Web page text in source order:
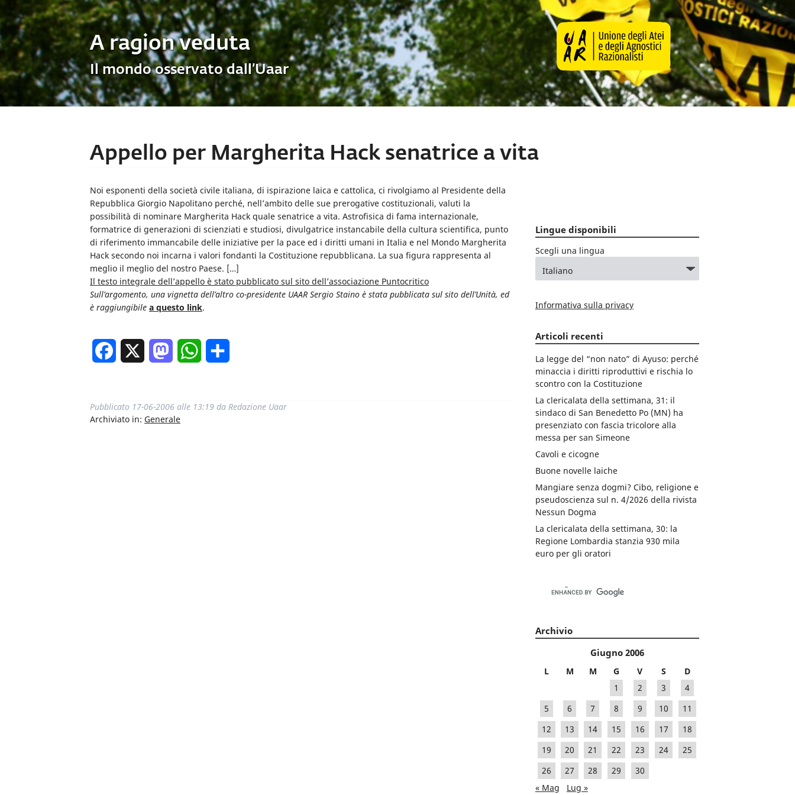
A ragion veduta
Il mondo osservato dall’Uaar
Appello per Margherita Hack senatrice a vita
Noi esponenti della società civile italiana, di ispirazione laica e cattolica, ci rivolgiamo al Presidente della
Repubblica Giorgio Napolitano perché, nell’ambito delle sue prerogative costituzionali, valuti la
possibilità di nominare Margherita Hack quale senatrice a vita. Astrofisica di fama internazionale,
formatrice di generazioni di scienziati e studiosi, divulgatrice instancabile della cultura scientifica, punto
di riferimento immancabile delle iniziative per la pace ed i diritti umani in Italia e nel Mondo Margherita
Hack secondo noi incarna i valori fondanti la Costituzione repubblicana. La sua figura rappresenta al
meglio il meglio del nostro Paese. […]
Il testo integrale dell’appello è stato pubblicato sul sito dell’associazione Puntocritico
Sull’argomento, una vignetta dell’altro co-presidente UAAR Sergio Staino è stata pubblicata sul sito dell’Unità, ed
è raggiungibile a questo link.
Facebook MastodonWhatsApp
Pubblicato 17-06-2006 alle 13:19 da Redazione Uaar
Archiviato in: Generale
Lingue disponibili
Scegli una lingua
Informativa sulla privacy
Articoli recenti
La legge del “non nato” di Ayuso: perché
minaccia i diritti riproduttivi e rischia lo
scontro con la Costituzione
La clericalata della settimana, 31: il
sindaco di San Benedetto Po (MN) ha
presenziato con fascia tricolore alla
messa per san Simeone
Cavoli e cicogne
Buone novelle laiche
Mangiare senza dogmi? Cibo, religione e
pseudoscienza sul n. 4/2026 della rivista
Nessun Dogma
La clericalata della settimana, 30: la
Regione Lombardia stanzia 930 mila
euro per gli oratori
Archivio
Giugno 2006
L M M G V S
D
1
2 3
4
5
6 7 8 9 10
11
12
13 14 15 16 17
18
19
20 21 22 23 24
25
26
27 28 29
30
« Mag
Lug »